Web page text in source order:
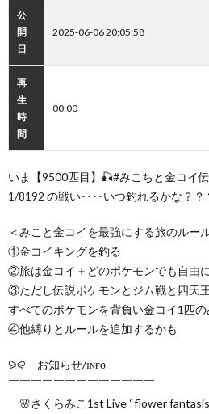
公
開
日
2025-06-06 20:05:58
再
生
時
間
00:00
いま【9500匹目】🎣#みこちと金コイ
1/8192 の戦い････いつ釣れるかな？？
＜みこと金コイを最強にする旅のルー
①金コイキングを釣る
②旅は金コイ＋どのポケモンでも自由
③ただし伝説ポケモンとジム戦と四天
すべてのポケモンを背負い金コイ1匹
④他縛りとルールを追加するかも
⪩⪨ お知らせ/ɪɴғᴏ
￣￣￣￣￣￣￣￣￣￣￣￣￣
🌸さくらみこ1st Live “flower